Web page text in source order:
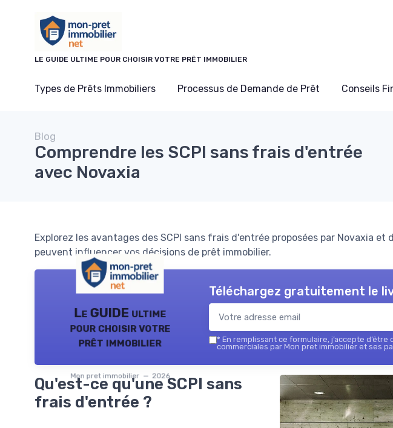
LE GUIDE ULTIME POUR CHOISIR VOTRE PRÊT IMMOBILIER
Types de Prêts Immobiliers Processus de Demande de Prêt Conseils
Blog
Comprendre les SCPI sans frais d'entrée
avec Novaxia
Explorez les avantages des SCPI sans frais d'entrée proposées par Novaxia et
peuvent influencer vos décisions de prêt immobilier.
Le GUIDE ultime
pour choisir votre
prêt immobilier
Mon pret immobilier — 2026
Téléchargez gratuitement le
* En remplissant ce formulaire, j’accepte d’être
commerciales par Mon pret immobilier et ses
Qu'est-ce qu'une SCPI sans
frais d'entrée ?